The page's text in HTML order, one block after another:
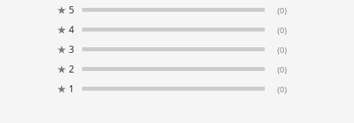
★ 5 (0)
★ 4 (0)
★ 3 (0)
★ 2 (0)
★ 1 (0)